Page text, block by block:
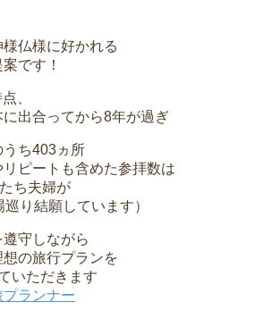
仏様に好かれる
です！
、
出合ってから8年が過ぎ
ち403ヵ所
ピートも含めた参拝数は
ち夫婦が
巡り結願しています）
守しながら
の旅行プランを
いただきます
ランナー